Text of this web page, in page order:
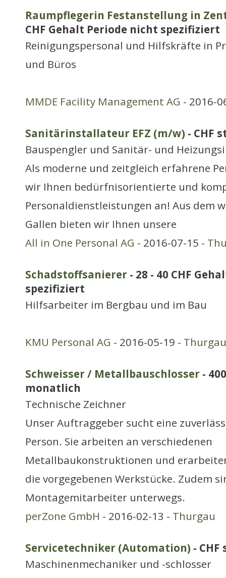
Raumpflegerin Festanstellung in
CHF Gehalt Periode nicht spezifiziert
Reinigungspersonal und Hilfskräfte in
und Büros
MMDE Facility Management AG - 2016-
Sanitärinstallateur EFZ (m/w) - CHF
Bauspengler und Sanitär- und
Als moderne und zeitgleich erfahrene
wir Ihnen bedürfnisorientierte und
Personaldienstleistungen an! Aus dem
Gallen bieten wir Ihnen unsere
All in One Personal AG - 2016-07-15 -
Schadstoffsanierer - 28 - 40 CHF
spezifiziert
Hilfsarbeiter im Bergbau und im Bau
KMU Personal AG - 2016-05-19 - Thurgau
Schweisser / Metallbauschlosser -
monatlich
Technische Zeichner
Unser Auftraggeber sucht eine
Person. Sie arbeiten an verschiedenen
Metallbaukonstruktionen und
die vorgegebenen Werkstücke. Zudem
Montagemitarbeiter unterwegs.
perZone GmbH - 2016-02-13 - Thurgau
Servicetechniker (Automation) -
Maschinenmechaniker und -schlosser